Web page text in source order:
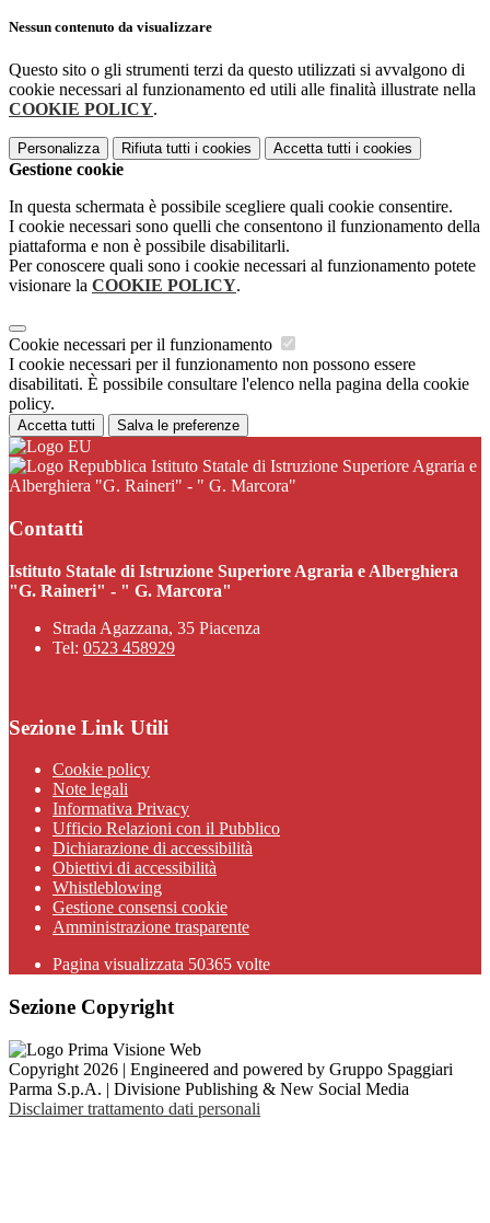
Nessun contenuto da visualizzare
Questo sito o gli strumenti terzi da questo utilizzati si avvalgono di
cookie necessari al funzionamento ed utili alle finalità illustrate nella
COOKIE POLICY.
Personalizza Rifiuta tutti i cookies Accetta tutti i cookies
Gestione cookie
In questa schermata è possibile scegliere quali cookie consentire.
I cookie necessari sono quelli che consentono il funzionamento della
piattaforma e non è possibile disabilitarli.
Per conoscere quali sono i cookie necessari al funzionamento potete
visionare la COOKIE POLICY.
Cookie necessari per il funzionamento
I cookie necessari per il funzionamento non possono essere
disabilitati. È possibile consultare l'elenco nella pagina della cookie
policy.
Accetta tutti Salva le preferenze
Istituto Statale di Istruzione Superiore Agraria e
Alberghiera "G. Raineri" - " G. Marcora"
Contatti
Istituto Statale di Istruzione Superiore Agraria e Alberghiera
"G. Raineri" - " G. Marcora"
Strada Agazzana, 35 Piacenza
Tel: 0523 458929
Sezione Link Utili
Cookie policy
Note legali
Informativa Privacy
Ufficio Relazioni con il Pubblico
Dichiarazione di accessibilità
Obiettivi di accessibilità
Whistleblowing
Gestione consensi cookie
Amministrazione trasparente
Pagina visualizzata 50365 volte
Sezione Copyright
Copyright 2026 | Engineered and powered by Gruppo Spaggiari
Parma S.p.A. | Divisione Publishing & New Social Media
Disclaimer trattamento dati personali